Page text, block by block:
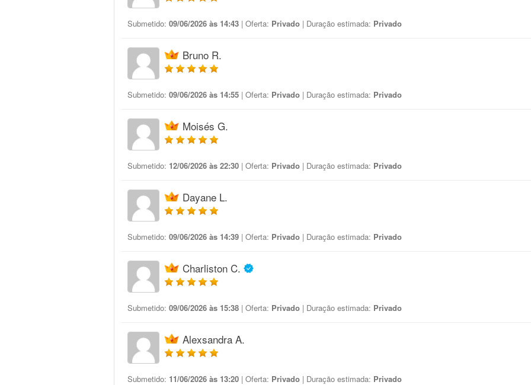
Submetido: 09/06/2026 às 14:43 | Oferta: Privado | Duração estimada: Privado
Bruno R.
Submetido: 09/06/2026 às 14:55 | Oferta: Privado | Duração estimada: Privado
Moisés G.
Submetido: 12/06/2026 às 22:30 | Oferta: Privado | Duração estimada: Privado
Dayane L.
Submetido: 09/06/2026 às 14:39 | Oferta: Privado | Duração estimada: Privado
Charliston C.
Submetido: 09/06/2026 às 15:38 | Oferta: Privado | Duração estimada: Privado
Alexsandra A.
Submetido: 11/06/2026 às 13:20 | Oferta: Privado | Duração estimada: Privado